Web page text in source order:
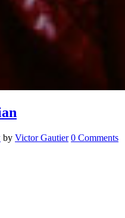
by Victor Gautier 0 Comments